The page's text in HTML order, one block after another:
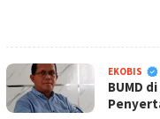
EKOBIS
BUMD